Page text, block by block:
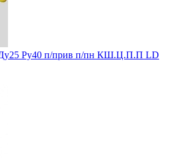
Ду25 Ру40 п/прив п/пн КШ.Ц.П.П LD